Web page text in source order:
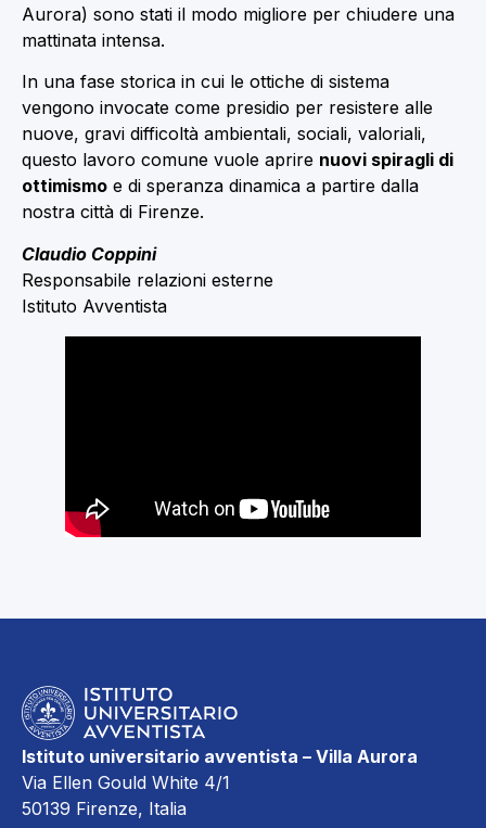
Aurora) sono stati il modo migliore per chiudere una
mattinata intensa.
In una fase storica in cui le ottiche di sistema
vengono invocate come presidio per resistere alle
nuove, gravi difficoltà ambientali, sociali, valoriali,
questo lavoro comune vuole aprire nuovi spiragli di
ottimismo e di speranza dinamica a partire dalla
nostra città di Firenze.
Claudio Coppini
Responsabile relazioni esterne
Istituto Avventista
Istituto universitario avventista – Villa Aurora
Via Ellen Gould White 4/1
50139 Firenze, Italia